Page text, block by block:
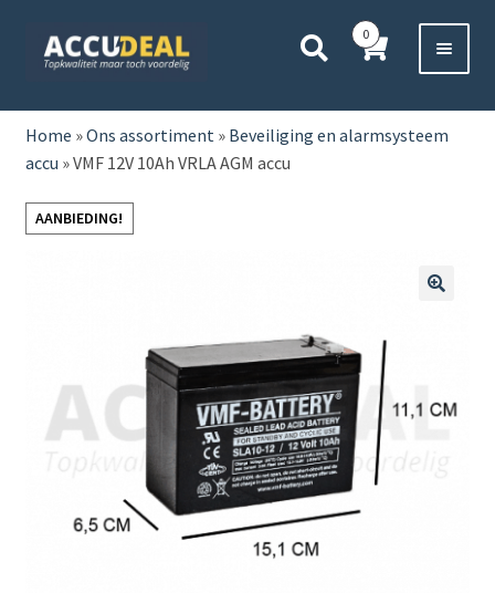
door
naar
direct
naar
HOME
AUTO
BOOT
VRACHTWAGEN
LADERS & ACCESSOIRES
Home »Ons assortiment» Beveiliging en alarmsysteem
accu »VMF 12V 10Ah VRLA AGM accu
AANBIEDING!
0